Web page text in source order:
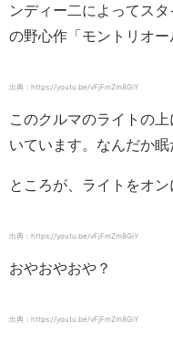
ンディー二によってス
の野心作「モントリオー
出典：https://youtu.be/vFjFmZm8GiY
このクルマのライトの
いています。なんだか眠
ところが、ライトをオ
出典：https://youtu.be/vFjFmZm8GiY
おやおやおや？
出典：https://youtu.be/vFjFmZm8GiY